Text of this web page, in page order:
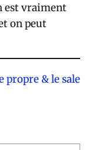
est vraiment
on peut
propre & le sale